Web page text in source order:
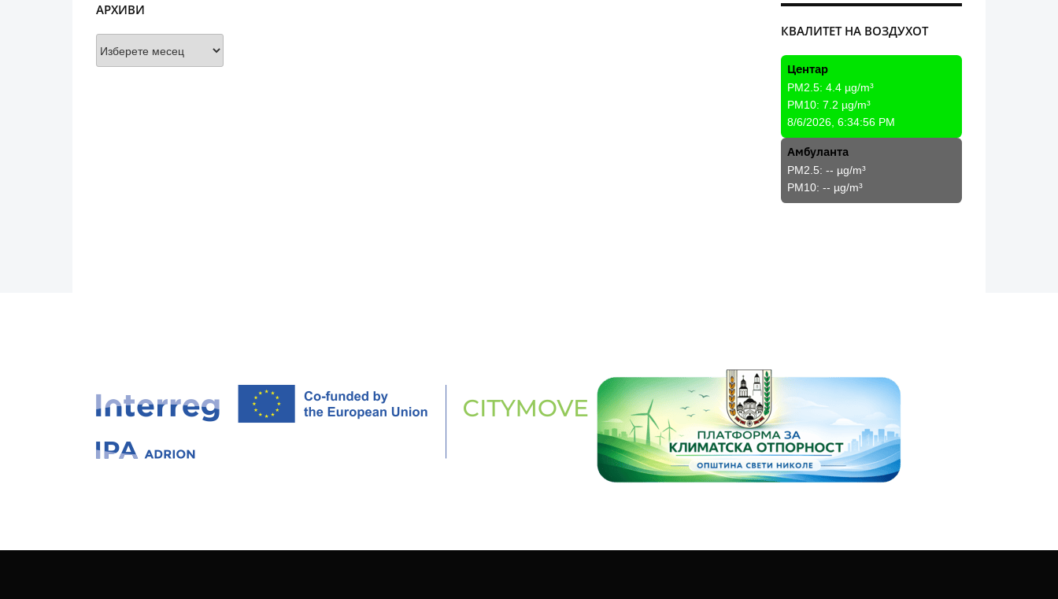
АРХИВИ
КВАЛИТЕТ НА ВОЗДУХОТ
Центар
PM2.5: 4.4 µg/m³
PM10: 7.2 µg/m³
8/6/2026, 6:34:56 PM
Амбуланта
PM2.5: -- µg/m³
PM10: -- µg/m³